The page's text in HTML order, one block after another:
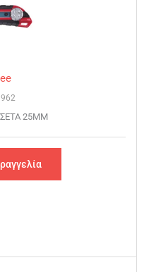
25MM